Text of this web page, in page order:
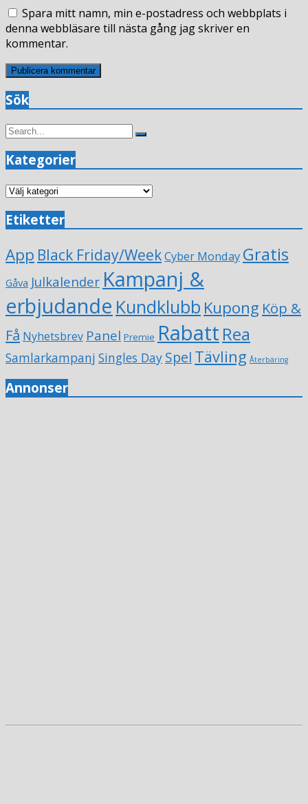
Spara mitt namn, min e-postadress och webbplats i
denna webbläsare till nästa gång jag skriver en
kommentar.
Sök
Search
Search
Kategorier
Kategorier
Etiketter
App Black Friday/WeekCyber Monday Gratis
Gåva Julkalender Kampanj &
erbjudande Kundklubb Kupong Köp &
Få Nyhetsbrev Panel Premie Rabatt Rea
Samlarkampanj Singles Day Spel Tävling Återbäring
Annonser